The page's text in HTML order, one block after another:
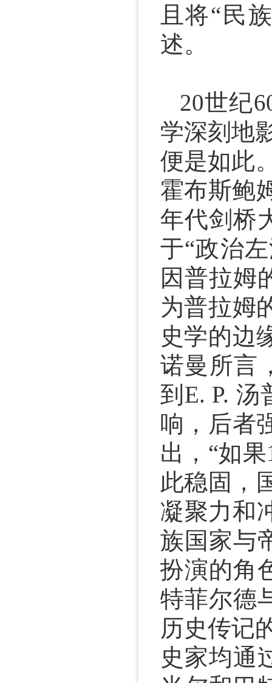
且将“民
述。
20世纪
学深刻地
便是如此
霍布斯鲍
年代剑桥
于“政治
因普拉姆
为普拉姆
史学的边
诺曼所言
到E. P.
响，后者
出，“如
此稳固，
凝聚力和
族国家与
扮演的角
特菲尔德
历史传记
史家均通